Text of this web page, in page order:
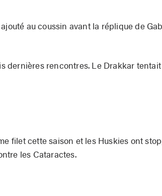
au coussin avant la réplique de
dernières rencontres. Le Drakkar
filet cette saison et les Huskies ont
les Cataractes.